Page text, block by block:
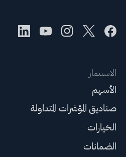
الاستثمار
الأسهم
صناديق المؤشرات المتداولة
الخيارات
الضمانات